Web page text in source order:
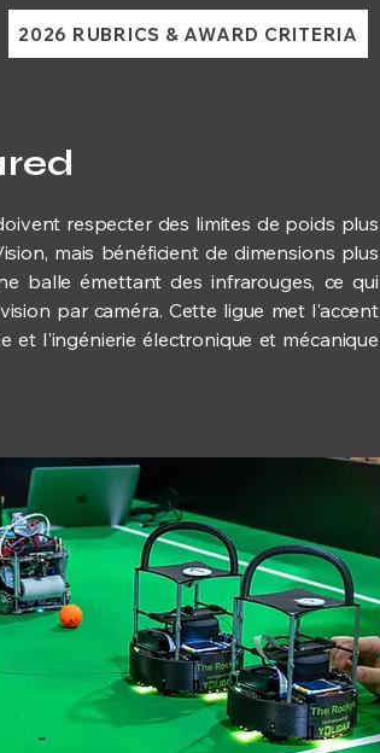
2026 RUBRICS & AWARD CRITERIA
respecter des limites de poids plus
mais bénéficient de dimensions plus
balle émettant des infrarouges, ce qui
par caméra. Cette ligue met l'accent
et l'ingénierie électronique et mécanique